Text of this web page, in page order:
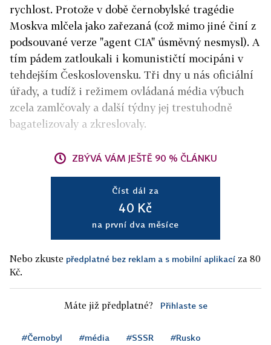
rychlost. Protože v době černobylské tragédie
Moskva mlčela jako zařezaná (což mimo jiné činí z
podsouvané verze "agent CIA" úsměvný nesmysl). A
tím pádem zatloukali i komunističtí mocipáni v
tehdejším Československu. Tři dny u nás oficiální
úřady, a tudíž i režimem ovládaná média výbuch
zcela zamlčovaly a další týdny jej trestuhodně
bagatelizovaly a zkreslovaly.
ZBÝVÁ VÁM JEŠTĚ 90 % ČLÁNKU
Číst dál za
40 Kč
na první dva měsíce
Nebo zkuste předplatné bez reklam a s mobilní aplikací za 80
Kč.
Máte již předplatné? Přihlaste se
#Černobyl #média #SSSR #Rusko